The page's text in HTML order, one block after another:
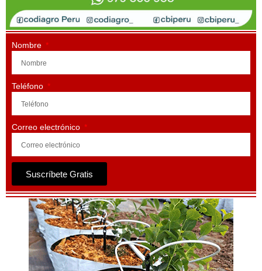
Nombre
Teléfono
Correo electrónico
Suscríbete Gratis